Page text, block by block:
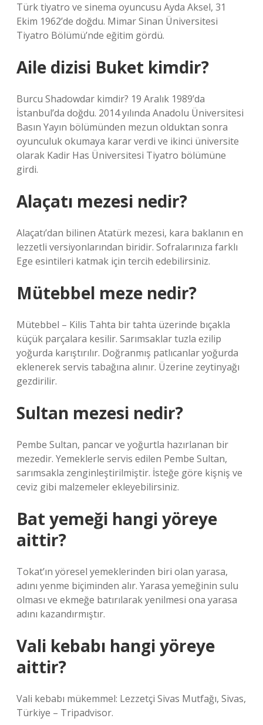
Türk tiyatro ve sinema oyuncusu Ayda Aksel, 31
Ekim 1962’de doğdu. Mimar Sinan Üniversitesi
Tiyatro Bölümü’nde eğitim gördü.
Aile dizisi Buket kimdir?
Burcu Shadowdar kimdir? 19 Aralık 1989’da
İstanbul’da doğdu. 2014 yılında Anadolu Üniversitesi
Basın Yayın bölümünden mezun olduktan sonra
oyunculuk okumaya karar verdi ve ikinci üniversite
olarak Kadir Has Üniversitesi Tiyatro bölümüne
girdi.
Alaçatı mezesi nedir?
Alaçatı’dan bilinen Atatürk mezesi, kara baklanın en
lezzetli versiyonlarından biridir. Sofralarınıza farklı
Ege esintileri katmak için tercih edebilirsiniz.
Mütebbel meze nedir?
Mütebbel – Kilis Tahta bir tahta üzerinde bıçakla
küçük parçalara kesilir. Sarımsaklar tuzla ezilip
yoğurda karıştırılır. Doğranmış patlıcanlar yoğurda
eklenerek servis tabağına alınır. Üzerine zeytinyağı
gezdirilir.
Sultan mezesi nedir?
Pembe Sultan, pancar ve yoğurtla hazırlanan bir
mezedir. Yemeklerle servis edilen Pembe Sultan,
sarımsakla zenginleştirilmiştir. İsteğe göre kişniş ve
ceviz gibi malzemeler ekleyebilirsiniz.
Bat yemeği hangi yöreye
aittir?
Tokat’ın yöresel yemeklerinden biri olan yarasa,
adını yenme biçiminden alır. Yarasa yemeğinin sulu
olması ve ekmeğe batırılarak yenilmesi ona yarasa
adını kazandırmıştır.
Vali kebabı hangi yöreye
aittir?
Vali kebabı mükemmel: Lezzetçi Sivas Mutfağı, Sivas,
Türkiye – Tripadvisor.